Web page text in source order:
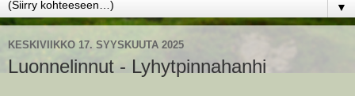
▼
KESKIVIIKKO 17. SYYSKUUTA 2025
Luonnelinnut - Lyhytpinnahanhi